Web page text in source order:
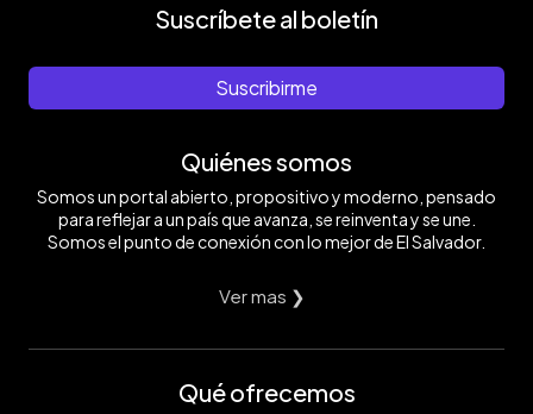
Suscríbete al boletín
Suscribirme
Quiénes somos
Somos un portal abierto, propositivo y moderno, pensado
para reflejar a un país que avanza, se reinventa y se une.
Somos el punto de conexión con lo mejor de El Salvador.
Ver mas ❯
Qué ofrecemos